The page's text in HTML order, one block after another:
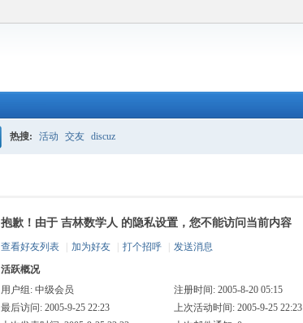
热搜: 活动 交友 discuz
抱歉！由于 吉林数学人 的隐私设置，您不能访问当前内容
查看好友列表 加为好友 打个招呼
发送消息
活跃概况
用户组: 中级会员
注册时间: 2005-8-20 05:15
最后访问: 2005-9-25 22:23
上次活动时间: 2005-9-25 22:23